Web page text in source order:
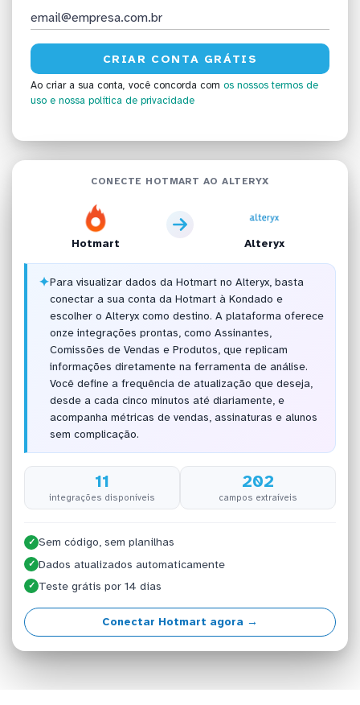
Ao criar a sua conta, você concorda com os nossos termos de
uso e nossa política de privacidade
CONECTE HOTMART AO ALTERYX
Hotmart Alteryx
✦Para visualizar dados da Hotmart no Alteryx, basta
conectar a sua conta da Hotmart à Kondado e
escolher o Alteryx como destino. A plataforma oferece
onze integrações prontas, como Assinantes,
Comissões de Vendas e Produtos, que replicam
informações diretamente na ferramenta de análise.
Você define a frequência de atualização que deseja,
desde a cada cinco minutos até diariamente, e
acompanha métricas de vendas, assinaturas e alunos
sem complicação.
11
integrações disponíveis
202
campos extraíveis
✓ Sem código, sem planilhas
✓ Dados atualizados automaticamente
✓ Teste grátis por 14 dias
Conectar Hotmart agora →